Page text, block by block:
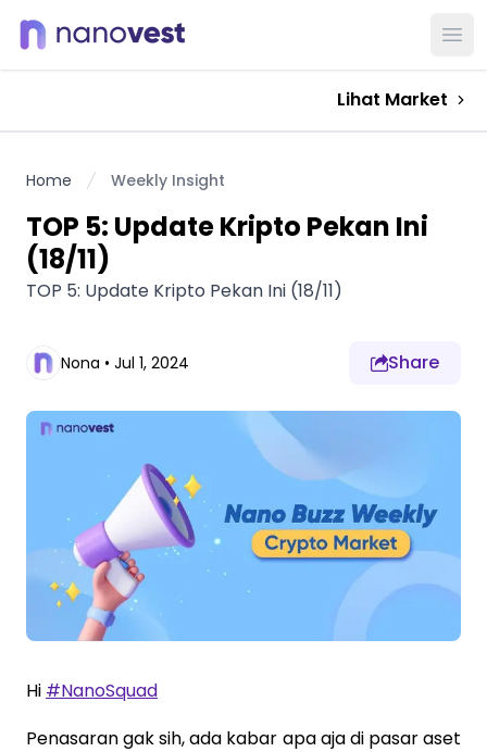
Lihat Market
Home Weekly Insight
TOP 5: Update Kripto Pekan Ini
(18/11)
TOP 5: Update Kripto Pekan Ini (18/11)
Nona • Jul 1, 2024 Share
Hi #NanoSquad
Penasaran gak sih, ada kabar apa aja di pasar aset